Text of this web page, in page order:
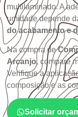
multilaminado. A
umidade depende
do acabamento e
Na compra de
Arcanjo, compare
Verifique a
composição e as
Solicitar